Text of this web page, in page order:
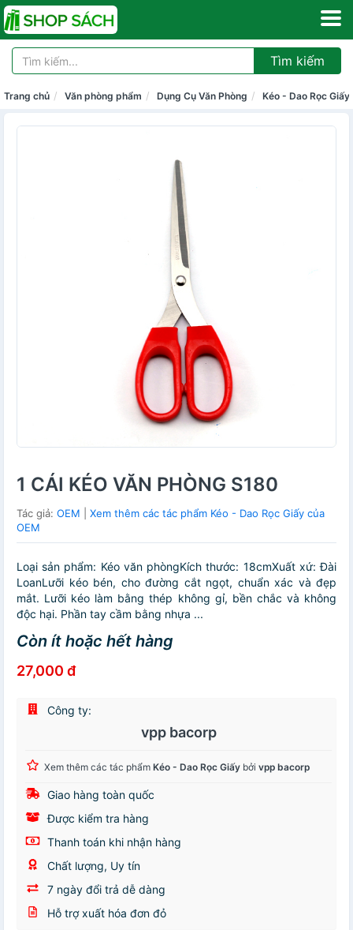
Tìm kiếm
Trang chủ Văn phòng phẩm Dụng Cụ Văn Phòng Kéo - Dao Rọc Giấy
1 CÁI KÉO VĂN PHÒNG S180
Tác giả: OEM
Xem thêm các tác phẩm Kéo - Dao Rọc Giấy của
OEM
Loại sản phẩm: Kéo văn phòngKích thước: 18cmXuất xứ: Đài
LoanLưỡi kéo bén, cho đường cắt ngọt, chuẩn xác và đẹp
mắt. Lưỡi kéo làm bằng thép không gỉ, bền chắc và không
độc hại. Phần tay cầm bằng nhựa ...
Còn ít hoặc hết hàng
27,000 đ
Công ty:
vpp bacorp
Xem thêm các tác phẩm Kéo - Dao Rọc Giấy bởi vpp bacorp
Giao hàng toàn quốc
Được kiểm tra hàng
Thanh toán khi nhận hàng
Chất lượng, Uy tín
7 ngày đổi trả dễ dàng
Hỗ trợ xuất hóa đơn đỏ